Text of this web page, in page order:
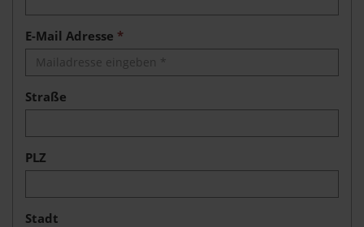
E-Mail Adresse *
Straße
PLZ
Stadt